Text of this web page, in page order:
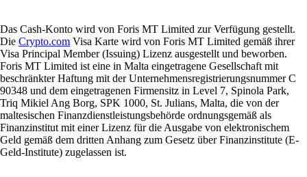
Das Cash-Konto wird von Foris MT Limited zur Verfügung gestellt.
Die Crypto.com Visa Karte wird von Foris MT Limited gemäß ihrer
Visa Principal Member (Issuing) Lizenz ausgestellt und beworben.
Foris MT Limited ist eine in Malta eingetragene Gesellschaft mit
beschränkter Haftung mit der Unternehmensregistrierungsnummer C
90348 und dem eingetragenen Firmensitz in Level 7, Spinola Park,
Triq Mikiel Ang Borg, SPK 1000, St. Julians, Malta, die von der
maltesischen Finanzdienstleistungsbehörde ordnungsgemäß als
Finanzinstitut mit einer Lizenz für die Ausgabe von elektronischem
Geld gemäß dem dritten Anhang zum Gesetz über Finanzinstitute (E-
Geld-Institute) zugelassen ist.